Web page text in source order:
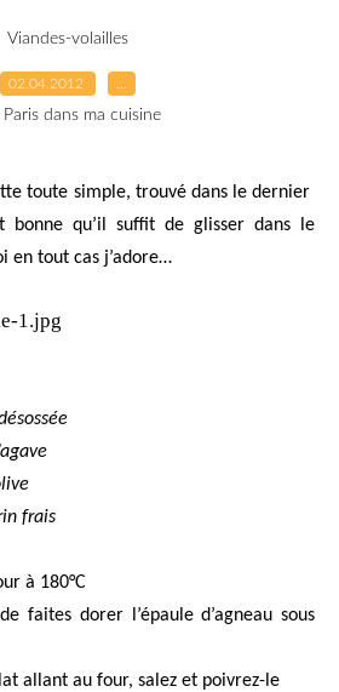
Viandes-volailles
02.04.2012
Paris dans ma cuisine
toute simple, trouvé dans le dernier
bonne qu’il suffit de glisser dans le
en tout cas j’adore…
frais
à 180°C
faites dorer l’épaule d’agneau sous
allant au four, salez et poivrez-le